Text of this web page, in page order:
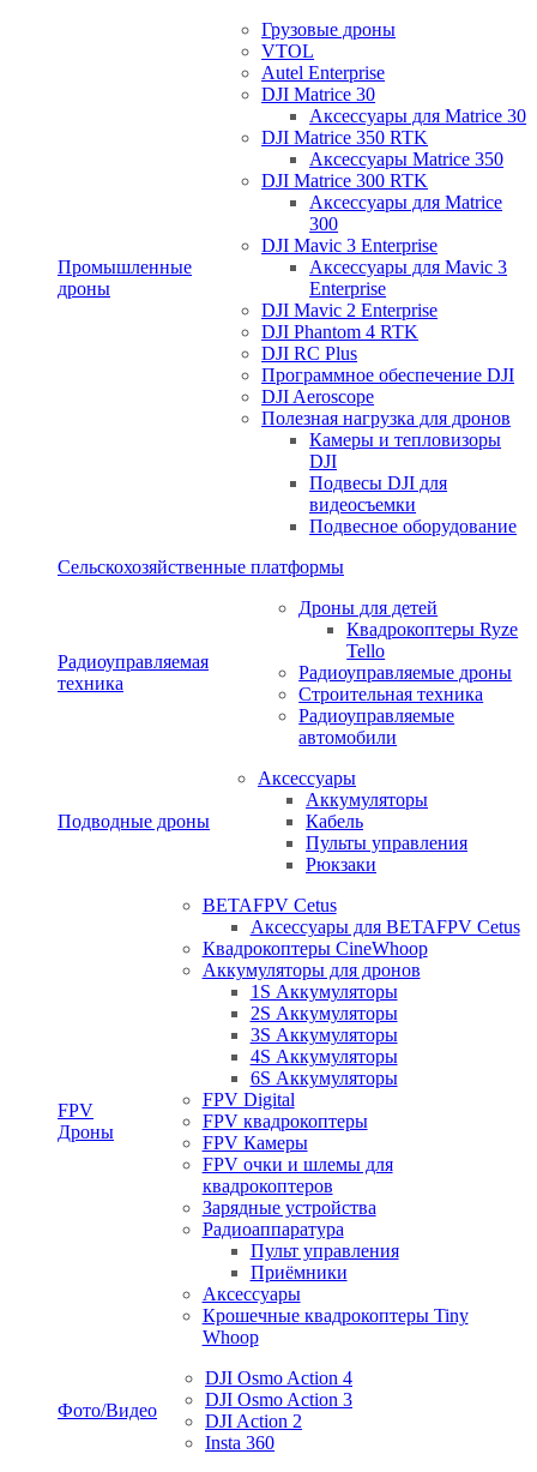
Промышленные
дроны
Грузовые дроны
VTOL
Autel Enterprise
DJI Matrice 30
Аксессуары для Matrice 30
DJI Matrice 350 RTK
Аксессуары Matrice 350
DJI Matrice 300 RTK
Аксессуары для Matrice
300
DJI Mavic 3 Enterprise
Аксессуары для Mavic 3
Enterprise
DJI Mavic 2 Enterprise
DJI Phantom 4 RTK
DJI RC Plus
Программное обеспечение DJI
DJI Aeroscope
Полезная нагрузка для дронов
Камеры и тепловизоры
DJI
Подвесы DJI для
видеосъемки
Подвесное оборудование
Сельскохозяйственные платформы
Радиоуправляемая
техника
Дроны для детей
Квадрокоптеры Ryze
Tello
Радиоуправляемые дроны
Строительная техника
Радиоуправляемые
автомобили
Подводные дроны
Аксессуары
Аккумуляторы
Кабель
Пульты управления
Рюкзаки
FPV
Дроны
BETAFPV Cetus
Аксессуары для BETAFPV Cetus
Квадрокоптеры CineWhoop
Аккумуляторы для дронов
1S Аккумуляторы
2S Аккумуляторы
3S Аккумуляторы
4S Аккумуляторы
6S Аккумуляторы
FPV Digital
FPV квадрокоптеры
FPV Камеры
FPV очки и шлемы для
квадрокоптеров
Зарядные устройства
Радиоаппаратура
Пульт управления
Приёмники
Аксессуары
Крошечные квадрокоптеры Tiny
Whoop
Фото/Видео
DJI Osmo Action 4
DJI Osmo Action 3
DJI Action 2
Insta 360